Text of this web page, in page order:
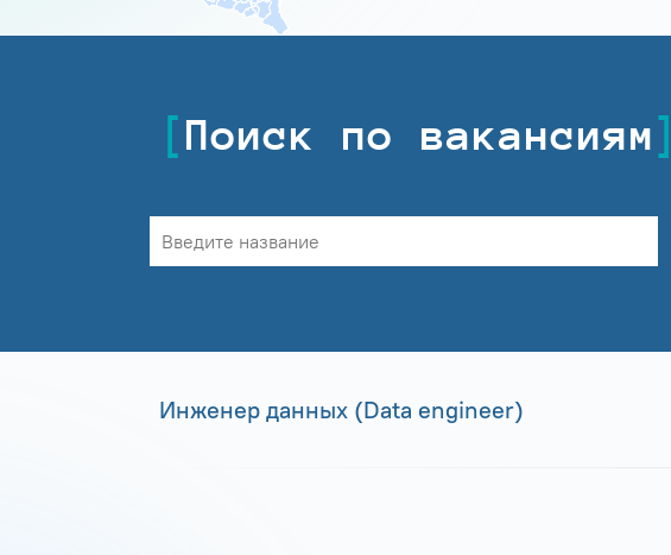
Поиск по вакансиям
Инженер данных (Data engineer)